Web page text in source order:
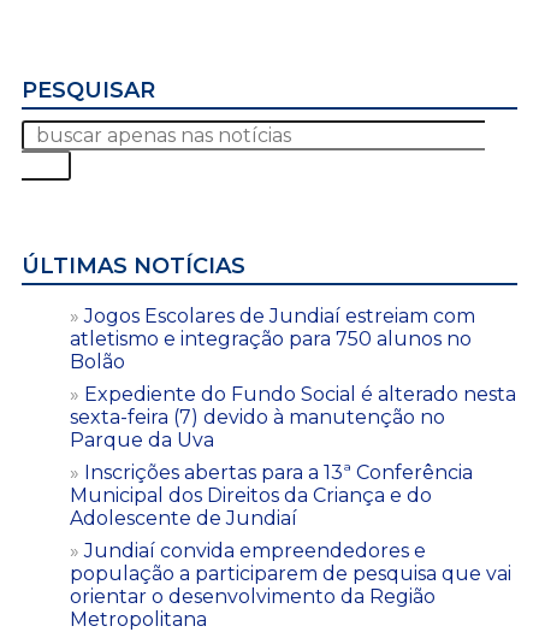
PESQUISAR
ÚLTIMAS NOTÍCIAS
Jogos Escolares de Jundiaí estreiam com
atletismo e integração para 750 alunos no
Bolão
Expediente do Fundo Social é alterado nesta
sexta-feira (7) devido à manutenção no
Parque da Uva
Inscrições abertas para a 13ª Conferência
Municipal dos Direitos da Criança e do
Adolescente de Jundiaí
Jundiaí convida empreendedores e
população a participarem de pesquisa que vai
orientar o desenvolvimento da Região
Metropolitana